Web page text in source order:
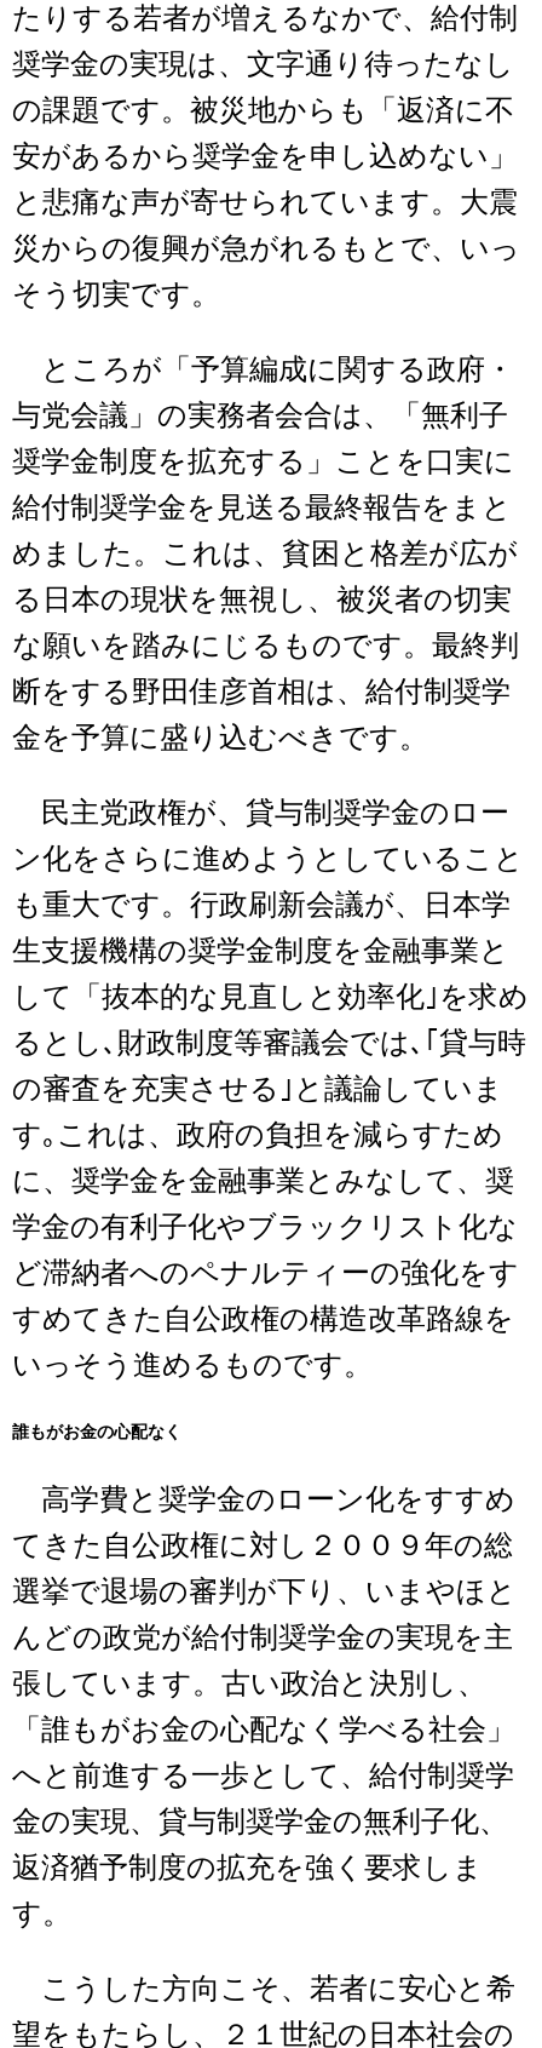
たりする若者が増えるなかで、給付制
奨学金の実現は、文字通り待ったなし
の課題です。被災地からも「返済に不
安があるから奨学金を申し込めない」
と悲痛な声が寄せられています。大震
災からの復興が急がれるもとで、いっ
そう切実です。
ところが「予算編成に関する政府・
与党会議」の実務者会合は、「無利子
奨学金制度を拡充する」ことを口実に
給付制奨学金を見送る最終報告をまと
めました。これは、貧困と格差が広が
る日本の現状を無視し、被災者の切実
な願いを踏みにじるものです。最終判
断をする野田佳彦首相は、給付制奨学
金を予算に盛り込むべきです。
民主党政権が、貸与制奨学金のロー
ン化をさらに進めようとしていること
も重大です。行政刷新会議が、日本学
生支援機構の奨学金制度を金融事業と
して「抜本的な見直しと効率化｣を求め
るとし､財政制度等審議会では､｢貸与時
の審査を充実させる｣と議論していま
す｡これは、政府の負担を減らすため
に、奨学金を金融事業とみなして、奨
学金の有利子化やブラックリスト化な
ど滞納者へのペナルティーの強化をす
すめてきた自公政権の構造改革路線を
いっそう進めるものです。
誰もがお金の心配なく
高学費と奨学金のローン化をすすめ
てきた自公政権に対し２００９年の総
選挙で退場の審判が下り、いまやほと
んどの政党が給付制奨学金の実現を主
張しています。古い政治と決別し、
「誰もがお金の心配なく学べる社会」
へと前進する一歩として、給付制奨学
金の実現、貸与制奨学金の無利子化、
返済猶予制度の拡充を強く要求しま
す。
こうした方向こそ、若者に安心と希
望をもたらし、２１世紀の日本社会の